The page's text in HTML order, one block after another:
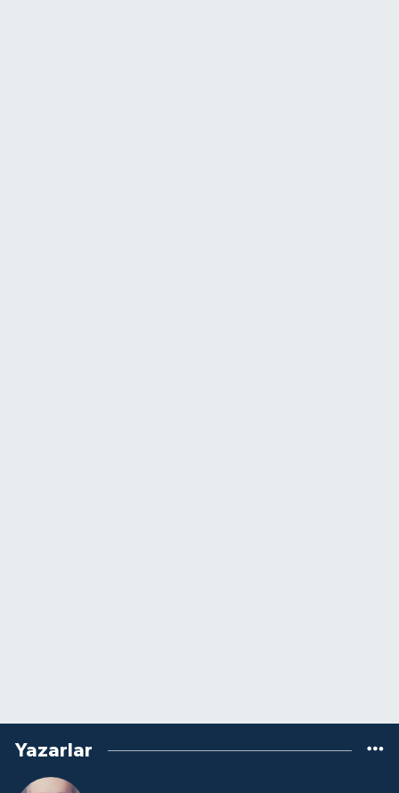
Yazarlar